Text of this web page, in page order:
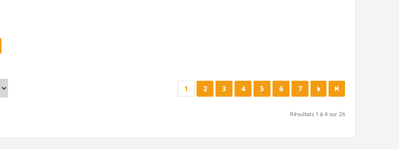
1 2 3 4 5 6 7
Résultats 1 à 4 sur 26